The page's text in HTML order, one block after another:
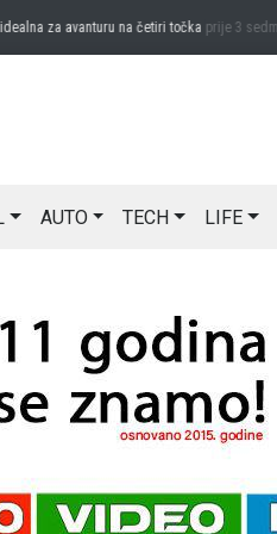
za avanturu na četiri točkaprije 3 sedmice
AUTO TECH LIFE